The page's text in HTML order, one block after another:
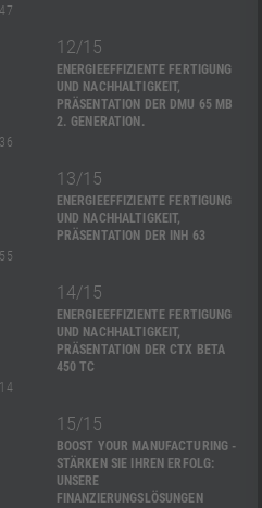
12/15
ENERGIEEFFIZIENTE FERTIGUNG
UND NACHHALTIGKEIT,
PRÄSENTATION DER DMU 65 MB
2. GENERATION.
13/15
ENERGIEEFFIZIENTE FERTIGUNG
UND NACHHALTIGKEIT,
PRÄSENTATION DER INH 63
14/15
ENERGIEEFFIZIENTE FERTIGUNG
UND NACHHALTIGKEIT,
PRÄSENTATION DER CTX BETA
450 TC
15/15
BOOST YOUR MANUFACTURING -
STÄRKEN SIE IHREN ERFOLG:
UNSERE
FINANZIERUNGSLÖSUNGEN